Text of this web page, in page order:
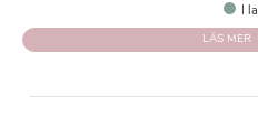
I
LÄS MER